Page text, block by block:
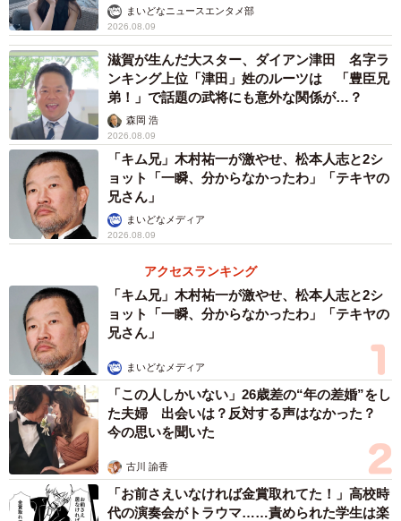
まいどなニュースエンタメ部
2026.08.09
滋賀が生んだ大スター、ダイアン津田 名字ラ
ンキング上位「津田」姓のルーツは 「豊臣兄
弟！」で話題の武将にも意外な関係が…？
森岡 浩
2026.08.09
「キム兄」木村祐一が激やせ、松本人志と2シ
ョット「一瞬、分からなかったわ」「テキヤの
兄さん」
まいどなメディア
2026.08.09
アクセスランキング
「キム兄」木村祐一が激やせ、松本人志と2シ
ョット「一瞬、分からなかったわ」「テキヤの
兄さん」
まいどなメディア
「この人しかいない」26歳差の“年の差婚”をし
た夫婦 出会いは？反対する声はなかった？
今の思いを聞いた
古川 諭香
「お前さえいなければ金賞取れてた！」高校時
代の演奏会がトラウマ……責められた学生は楽